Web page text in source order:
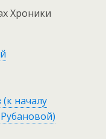
Хроники
началу